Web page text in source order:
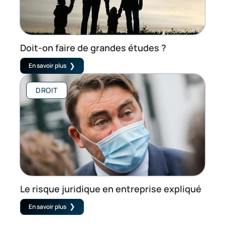
Doit-on faire de grandes études ?
En savoir plus
DROIT
Le risque juridique en entreprise expliqué
En savoir plus